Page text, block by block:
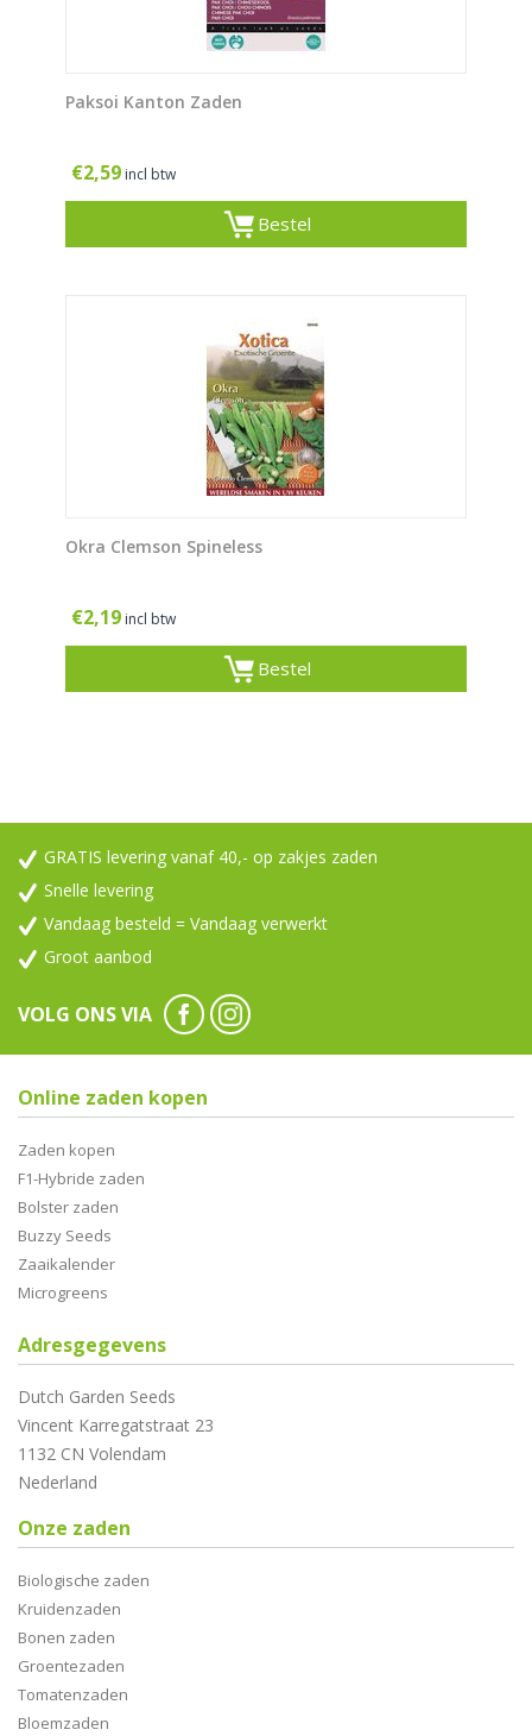
Paksoi Kanton Zaden
€2,59 incl btw
Bestel
Okra Clemson Spineless
€2,19 incl btw
Bestel
GRATIS levering vanaf 40,- op zakjes zaden
Snelle levering
Vandaag besteld = Vandaag verwerkt
Groot aanbod
VOLG ONS VIA
Online zaden kopen
Zaden kopen
F1-Hybride zaden
Bolster zaden
Buzzy Seeds
Zaaikalender
Microgreens
Adresgegevens
Dutch Garden Seeds
Vincent Karregatstraat 23
1132 CN Volendam
Nederland
Onze zaden
Biologische zaden
Kruidenzaden
Bonen zaden
Groentezaden
Tomatenzaden
Bloemzaden